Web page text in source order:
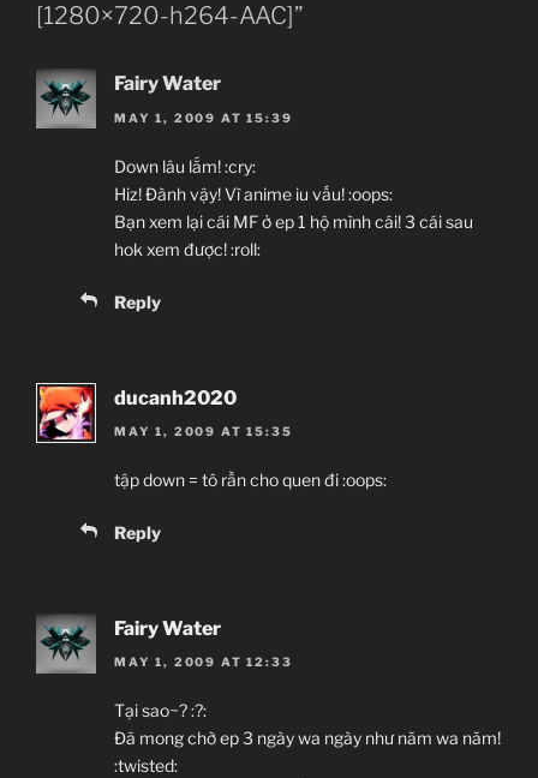
[1280×720-h264-AAC]”
Fairy Water
MAY 1, 2009 AT 15:39
Down lâu lắm! :cry:
Hiz! Đành vậy! Vì anime iu vấu! :oops:
Bạn xem lại cái MF ở ep 1 hộ mình cái! 3 cái sau
hok xem được! :roll:
Reply
ducanh2020
MAY 1, 2009 AT 15:35
tập down = tô rần cho quen đi :oops:
Reply
Fairy Water
MAY 1, 2009 AT 12:33
Tại sao~? :?:
Đã mong chờ ep 3 ngày wa ngày như năm wa năm!
:twisted: